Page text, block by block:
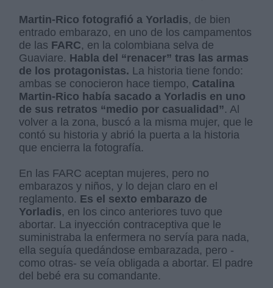
Martin-Rico fotografió a Yorladis, de bien
entrado embarazo, en uno de los campamentos
de las FARC, en la colombiana selva de
Guaviare. Habla del “renacer” tras las armas
de los protagonistas. La historia tiene fondo:
ambas se conocieron hace tiempo, Catalina
Martin-Rico había sacado a Yorladis en uno
de sus retratos “medio por casualidad”. Al
volver a la zona, buscó a la misma mujer, que le
contó su historia y abrió la puerta a la historia
que encierra la fotografía.
En las FARC aceptan mujeres, pero no
embarazos y niños, y lo dejan claro en el
reglamento. Es el sexto embarazo de
Yorladis, en los cinco anteriores tuvo que
abortar. La inyección contraceptiva que le
suministraba la enfermera no servía para nada,
ella seguía quedándose embarazada, pero -
como otras- se veía obligada a abortar. El padre
del bebé era su comandante.